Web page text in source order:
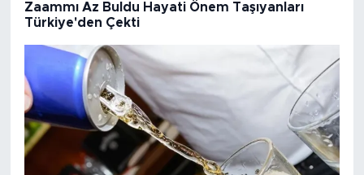
Zaammı Az Buldu Hayati Önem Taşıyanları
Türkiye'den Çekti